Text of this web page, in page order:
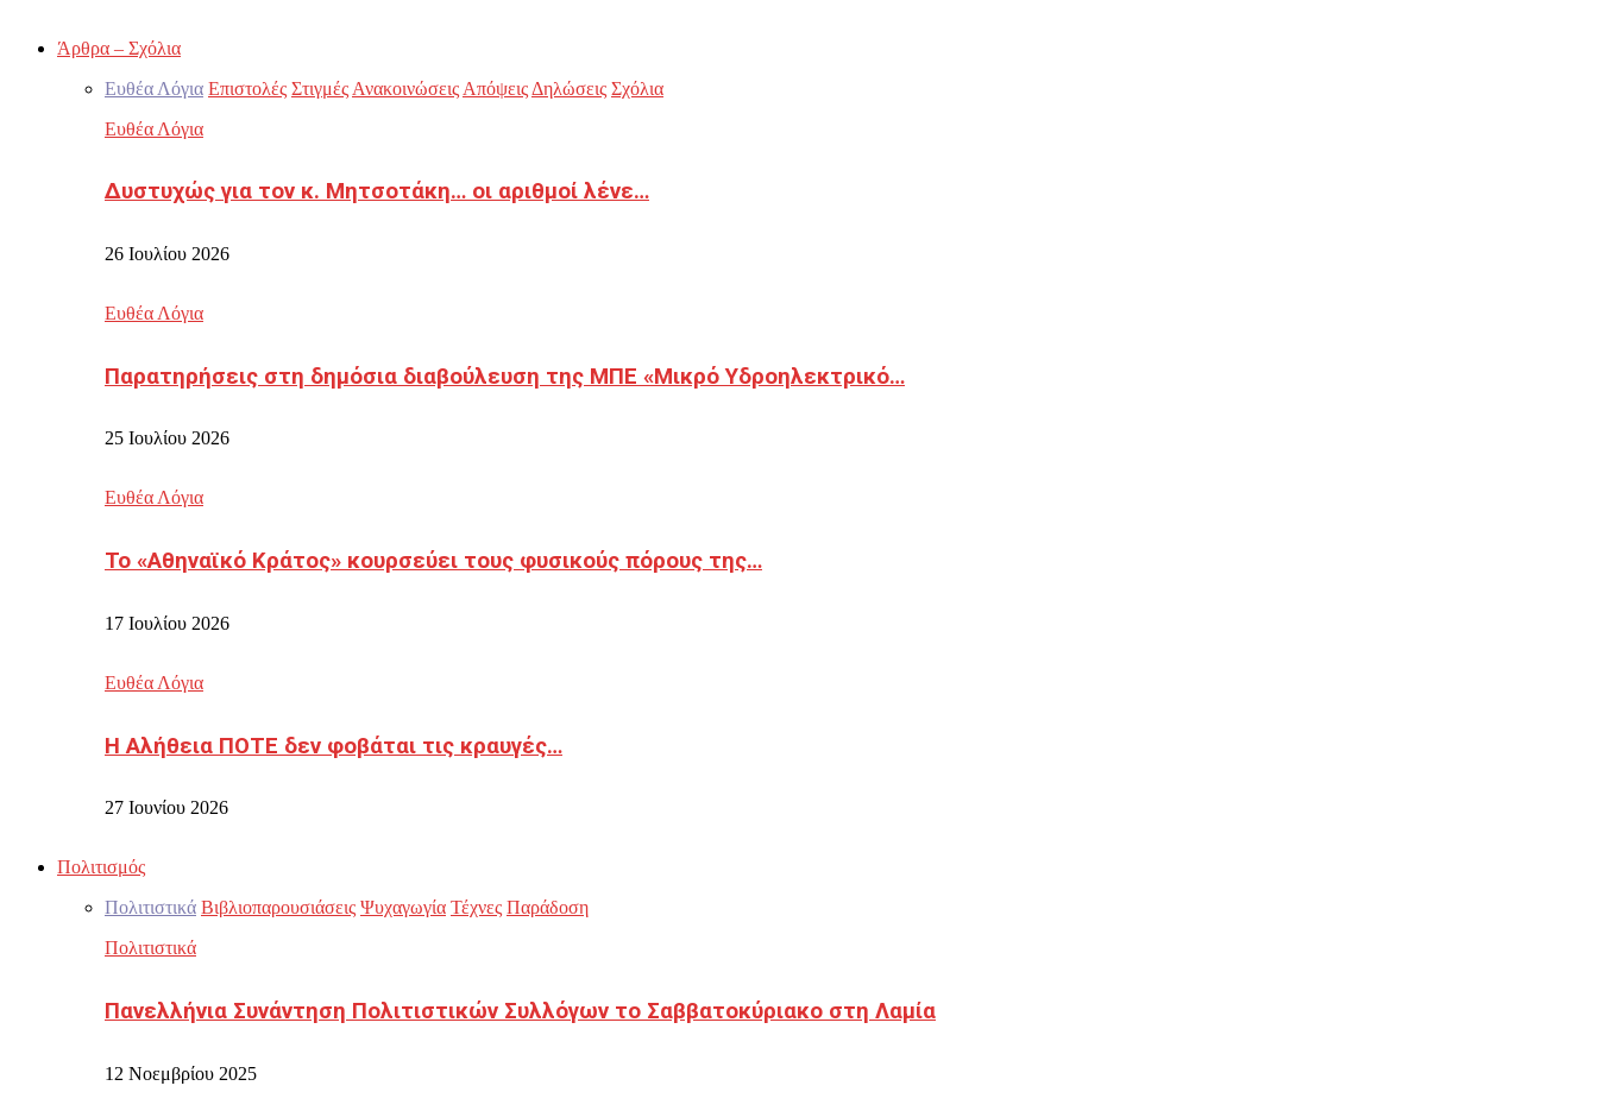
Άρθρα – Σχόλια
Ευθέα Λόγια Επιστολές Στιγμές Ανακοινώσεις Απόψεις Δηλώσεις Σχόλια
Ευθέα Λόγια
Δυστυχώς για τον κ. Μητσοτάκη… οι αριθμοί λένε…
26 Ιουλίου 2026
Ευθέα Λόγια
Παρατηρήσεις στη δημόσια διαβούλευση της ΜΠΕ «Μικρό Υδροηλεκτρικό…
25 Ιουλίου 2026
Ευθέα Λόγια
Το «Αθηναϊκό Κράτος» κουρσεύει τους φυσικούς πόρους της…
17 Ιουλίου 2026
Ευθέα Λόγια
Η Αλήθεια ΠΟΤΕ δεν φοβάται τις κραυγές…
27 Ιουνίου 2026
Πολιτισμός
Πολιτιστικά Βιβλιοπαρουσιάσεις Ψυχαγωγία Τέχνες Παράδοση
Πολιτιστικά
Πανελλήνια Συνάντηση Πολιτιστικών Συλλόγων το Σαββατοκύριακο στη Λαμία
12 Νοεμβρίου 2025